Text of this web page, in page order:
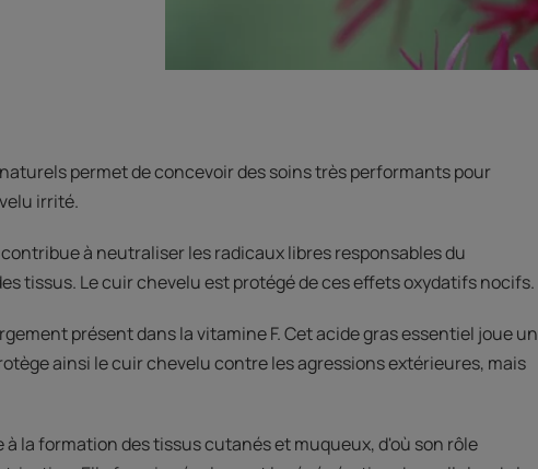
permet de concevoir des soins très performants pour
irrité.
à neutraliser les radicaux libres responsables du
tissus. Le cuir chevelu est protégé de ces effets oxydatifs nocifs.
présent dans la vitamine F. Cet acide gras essentiel joue un
ainsi le cuir chevelu contre les agressions extérieures, mais
la formation des tissus cutanés et muqueux, d'où son rôle